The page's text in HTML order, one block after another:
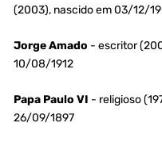
(2003), nascido em 03/12/
Jorge Amado - escritor
10/08/1912
Papa Paulo VI - religioso
26/09/1897